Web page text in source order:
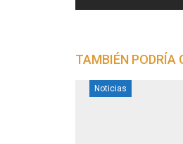
TAMBIÉN PODRÍA
Noticias